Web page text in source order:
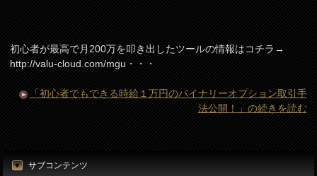
初心者が最高で月200万を叩き出したツールの情報はコチラ→
http://valu-cloud.com/mgu・・・
「初心者でもできる時給１万円のバイナリーオプション取引手
法公開！」の続きを読む
サブコンテンツ